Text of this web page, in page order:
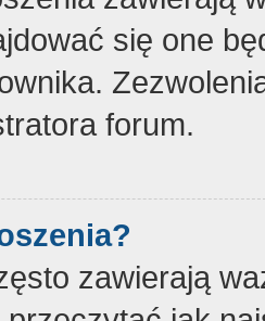
się one
forum.
zawierają